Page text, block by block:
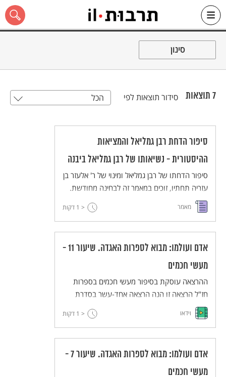
Skip
כל האתר
סינון
7 תוצאות סידור תוצאות לפי הכל
סיפור הדחת רבן גמליאל והמציאות
ההיסטורית - נשיאותו של רבן גמליאל ביבנה
סיפור הדחתו של רבן גמליאל ומינוי של ר' אלעזר בן
עזריה תחתיו, זוכים במאמר זה לבחינה מחודשת.
בן-שלום מזהה ביסודות הסיפור גרעין היסטורי
מהימן, שהסיפור האמוראי, למרות עיבוד, משקף
מהימנותה של ספרות חז"ל כמקור היסטורי,
ומשמעותה של הקריאה הספרותית.
מאמר < 1 דקות
אדם ועולמו: מבוא לספרות האגדה. שיעור 11 -
מעשי חכמים
ההרצאה עוסקת בסיפור מעשי חכמים בספרות
חז"ל הרצאה זו הנה הרצאה אחד-עשר בסדרת
הרצאות מבוא לספרות האגדה של פרופ" אביגדור
שנאן. ההרצאות נאמרו במסגרת תכנית אבני פינה
וידאו < 1 דקות
אדם ועולמו: מבוא לספרות האגדה. שיעור 7 -
מעשי חכמים